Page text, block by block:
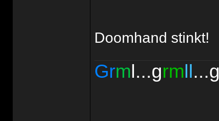
Doomhand stinkt!
Grml...grmll